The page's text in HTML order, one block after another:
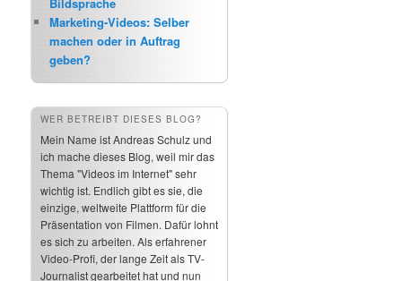
Marketing-Videos: Selber
machen oder in Auftrag
geben?
WER BETREIBT DIESES BLOG?
Mein Name ist Andreas Schulz und
ich mache dieses Blog, weil mir das
Thema "Videos im Internet" sehr
wichtig ist. Endlich gibt es sie, die
einzige, weltweite Plattform für die
Präsentation von Filmen. Dafür lohnt
es sich zu arbeiten. Als erfahrener
Video-Profi, der lange Zeit als TV-
Journalist gearbeitet hat und nun